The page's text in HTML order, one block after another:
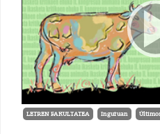
LETREN FAKULTATEA Inguruan